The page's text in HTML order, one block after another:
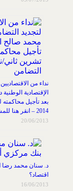
نداء من
الإقتصادية
2014 – انقر هنا للمشاركة في حملة التضامن
20/06/2013
د. سنان محمد رضا
اقتصاد؟
16/06/2013